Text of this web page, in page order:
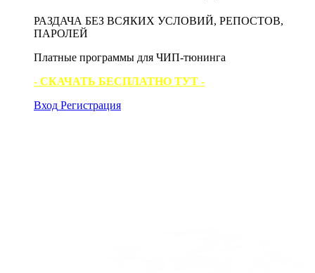
РАЗДАЧА БЕЗ ВСЯКИХ УСЛОВИЙ, РЕПОСТОВ,
ПАРОЛЕЙ
Платные программы для ЧИП-тюнинга
- СКАЧАТЬ БЕСПЛАТНО ТУТ -
Вход Регистрация